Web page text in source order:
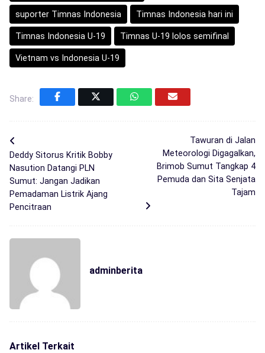
suporter Timnas Indonesia Timnas Indonesia hari ini
Timnas Indonesia U-19 Timnas U-19 lolos semifinal
Vietnam vs Indonesia U-19
Share:
Deddy Sitorus Kritik Bobby
Nasution Datangi PLN
Sumut: Jangan Jadikan
Pemadaman Listrik Ajang
Pencitraan
Tawuran di Jalan
Meteorologi Digagalkan,
Brimob Sumut Tangkap 4
Pemuda dan Sita Senjata
Tajam
adminberita
Artikel Terkait